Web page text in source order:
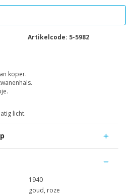
Artikelcode: 5-5982
koper.
licht.
1940
goud, roze